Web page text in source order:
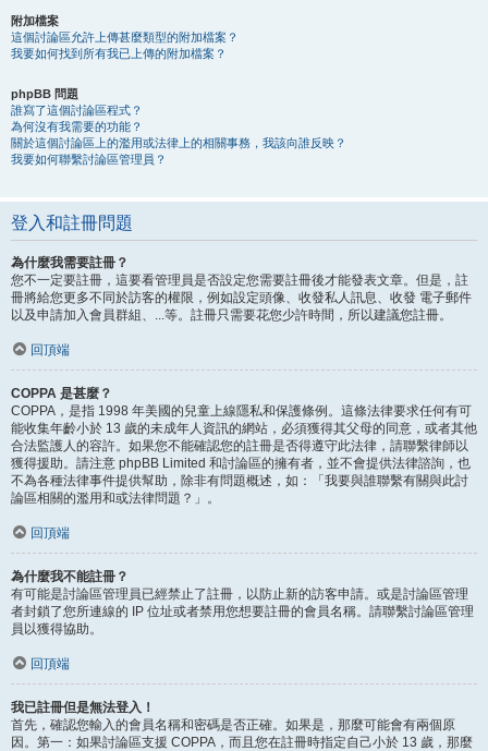
附加檔案
這個討論區允許上傳甚麼類型的附加檔案？
我要如何找到所有我已上傳的附加檔案？
phpBB 問題
誰寫了這個討論區程式？
為何沒有我需要的功能？
關於這個討論區上的濫用或法律上的相關事務，我該向誰反映？
我要如何聯繫討論區管理員？
登入和註冊問題
為什麼我需要註冊？
您不一定要註冊，這要看管理員是否設定您需要註冊後才能發表文章。但是，註
冊將給您更多不同於訪客的權限，例如設定頭像、收發私人訊息、收發 電子郵件
以及申請加入會員群組、...等。註冊只需要花您少許時間，所以建議您註冊。
回頂端
COPPA 是甚麼？
COPPA，是指 1998 年美國的兒童上線隱私和保護條例。這條法律要求任何有可
能收集年齡小於 13 歲的未成年人資訊的網站，必須獲得其父母的同意，或者其他
合法監護人的容許。如果您不能確認您的註冊是否得遵守此法律，請聯繫律師以
獲得援助。請注意 phpBB Limited 和討論區的擁有者，並不會提供法律諮詢，也
不為各種法律事件提供幫助，除非有問題概述，如：「我要與誰聯繫有關與此討
論區相關的濫用和或法律問題？」。
回頂端
為什麼我不能註冊？
有可能是討論區管理員已經禁止了註冊，以防止新的訪客申請。或是討論區管理
者封鎖了您所連線的 IP 位址或者禁用您想要註冊的會員名稱。請聯繫討論區管理
員以獲得協助。
回頂端
我已註冊但是無法登入！
首先，確認您輸入的會員名稱和密碼是否正確。如果是，那麼可能會有兩個原
因。第一：如果討論區支援 COPPA，而且您在註冊時指定自己小於 13 歲，那麼